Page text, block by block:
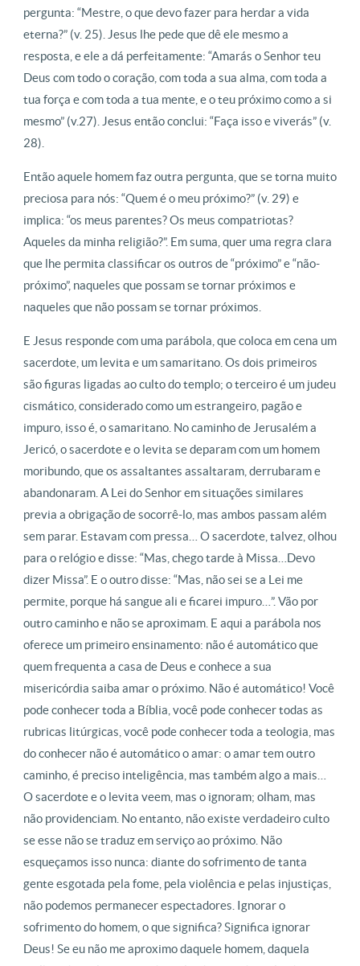
pergunta: “Mestre, o que devo fazer para herdar a vida
eterna?” (v. 25). Jesus lhe pede que dê ele mesmo a
resposta, e ele a dá perfeitamente: “Amarás o Senhor teu
Deus com todo o coração, com toda a sua alma, com toda a
tua força e com toda a tua mente, e o teu próximo como a si
mesmo” (v.27). Jesus então conclui: “Faça isso e viverás” (v.
28).
Então aquele homem faz outra pergunta, que se torna muito
preciosa para nós: “Quem é o meu próximo?” (v. 29) e
implica: “os meus parentes? Os meus compatriotas?
Aqueles da minha religião?”. Em suma, quer uma regra clara
que lhe permita classificar os outros de “próximo” e “não-
próximo”, naqueles que possam se tornar próximos e
naqueles que não possam se tornar próximos.
E Jesus responde com uma parábola, que coloca em cena um
sacerdote, um levita e um samaritano. Os dois primeiros
são figuras ligadas ao culto do templo; o terceiro é um judeu
cismático, considerado como um estrangeiro, pagão e
impuro, isso é, o samaritano. No caminho de Jerusalém a
Jericó, o sacerdote e o levita se deparam com um homem
moribundo, que os assaltantes assaltaram, derrubaram e
abandonaram. A Lei do Senhor em situações similares
previa a obrigação de socorrê-lo, mas ambos passam além
sem parar. Estavam com pressa… O sacerdote, talvez, olhou
para o relógio e disse: “Mas, chego tarde à Missa…Devo
dizer Missa”. E o outro disse: “Mas, não sei se a Lei me
permite, porque há sangue ali e ficarei impuro…”. Vão por
outro caminho e não se aproximam. E aqui a parábola nos
oferece um primeiro ensinamento: não é automático que
quem frequenta a casa de Deus e conhece a sua
misericórdia saiba amar o próximo. Não é automático! Você
pode conhecer toda a Bíblia, você pode conhecer todas as
rubricas litúrgicas, você pode conhecer toda a teologia, mas
do conhecer não é automático o amar: o amar tem outro
caminho, é preciso inteligência, mas também algo a mais…
O sacerdote e o levita veem, mas o ignoram; olham, mas
não providenciam. No entanto, não existe verdadeiro culto
se esse não se traduz em serviço ao próximo. Não
esqueçamos isso nunca: diante do sofrimento de tanta
gente esgotada pela fome, pela violência e pelas injustiças,
não podemos permanecer espectadores. Ignorar o
sofrimento do homem, o que significa? Significa ignorar
Deus! Se eu não me aproximo daquele homem, daquela